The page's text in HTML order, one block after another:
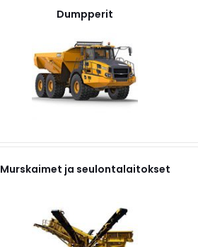
Dumpperit
Murskaimet ja seulontalaitokset